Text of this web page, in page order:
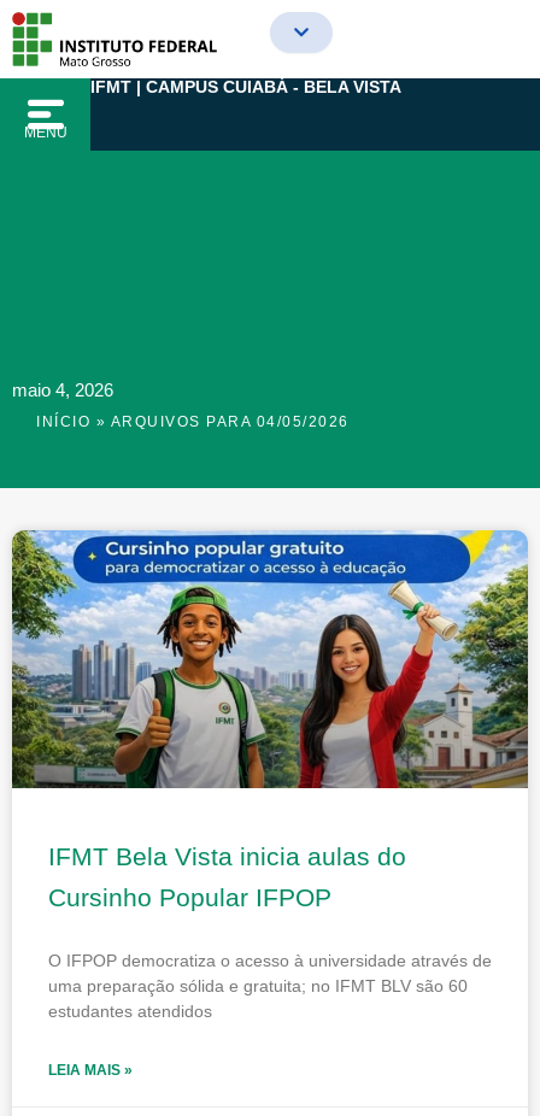
para
conteúdo
MENU
IFMT | CAMPUS CUIABÁ - BELA VISTA
maio 4, 2026
INÍCIO » ARQUIVOS PARA 04/05/2026
IFMT Bela Vista inicia aulas do
Cursinho Popular IFPOP
O IFPOP democratiza o acesso à universidade através de
uma preparação sólida e gratuita; no IFMT BLV são 60
estudantes atendidos
LEIA MAIS »